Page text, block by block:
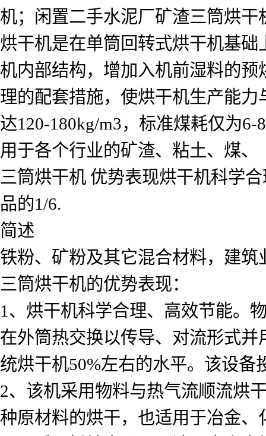
机；闲置二手水泥厂矿渣三筒烘
烘干机是在单筒回转式烘干机基
机内部结构，增加入机前湿料的
理的配套措施，使烘干机生产能
达120-180kg/m3，标准煤耗仅为
用于各个行业的矿渣、粘土、煤、
三筒烘干机 优势表现烘干机科学
品的1/6.
简述
铁粉、矿粉及其它混合材料，建
三筒烘干机的优势表现：
1、烘干机科学合理、高效节能。
在外筒热交换以传导、对流形式
统烘干机50%左右的水平。该设备
2、该机采用物料与热气流顺流烘
种原材料的烘干，也适用于冶金